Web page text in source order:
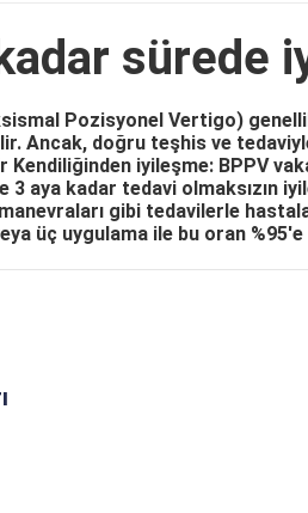
sürede
Pozisyonel Vertigo)
Ancak, doğru teşhis ve
Kendiliğinden iyileşme: BPPV
3 aya kadar tedavi olmaksızın
gibi tedavilerle
üç uygulama ile bu oran %95'e